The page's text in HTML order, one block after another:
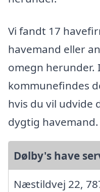
Vi fandt 17
havemand eller
omegn herunder.
kommunefindes
hvis du vil udvide
dygtig havemand.
Dølby's have
Næstildvej 22,